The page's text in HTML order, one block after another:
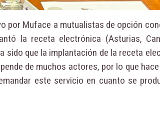
por Muface a mutualistas de opción
la receta electrónica (Asturias,
sido que la implantación de la receta
de muchos actores, por lo que
este servicio en cuanto se